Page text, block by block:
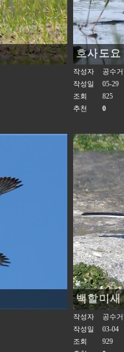
호사도요
작성자
공수
작성일
05-29
조회
825
추천
0
백할미새
작성자
공수
작성일
03-04
조회
929